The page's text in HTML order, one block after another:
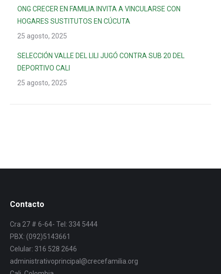
ONG CRECER EN FAMILIA INVITA A VINCULARSE CON
HOGARES SUSTITUTOS EN CÚCUTA
25 agosto, 2025
SELECCIÓN VALLE DEL LILI JUGÓ CONTRA SUB 20 DEL
DEPORTIVO CALI
25 agosto, 2025
Contacto
Cra 27 # 6-64- Tel: 334 5444
PBX: (092)5143661
Celular: 316 528 2646
administrativoprincipal@crecefamilia.org